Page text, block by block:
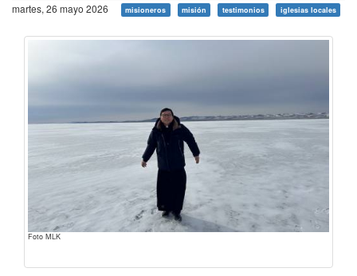
martes, 26 mayo 2026 misioneros misión testimonios iglesias locales
Foto MLK